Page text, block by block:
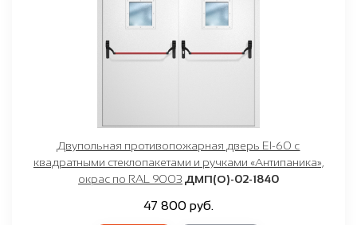
коричневый
синий
Двупольная противопожарная дверь EI-60 с
квадратными стеклопакетами и ручками «Антипаника»,
окрас по RAL 9003 ДМП(О)-02-1840
47 800 руб.